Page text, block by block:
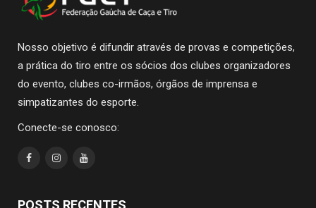
Nosso objetivo é difundir através de provas e competições,
a prática do tiro entre os sócios dos clubes organizadores
do evento, clubes co-irmãos, órgãos de imprensa e
simpatizantes do esporte.
Conecte-se conosco: